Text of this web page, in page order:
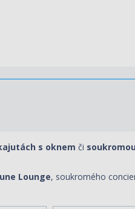
s oknem či
Lounge, soukromého